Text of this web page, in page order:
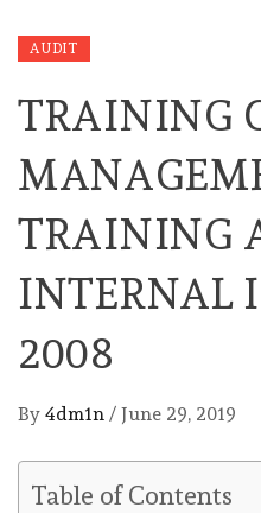
AUDIT
TRAINING
TRAINING
INTERNAL
2008
By 4dm1n / June 29, 2019
Table of Contents